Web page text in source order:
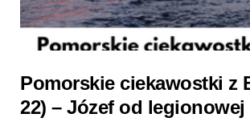
Pomorskie ciekawostki z
22) – Józef od